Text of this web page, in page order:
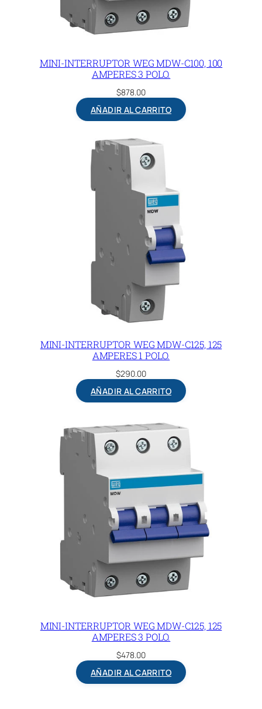
MINI-INTERRUPTOR WEG MDW-C100, 100
AMPERES 3 POLO.
$878.00
AÑADIR AL CARRITO
MINI-INTERRUPTOR WEG MDW-C125, 125
AMPERES 1 POLO.
$290.00
AÑADIR AL CARRITO
MINI-INTERRUPTOR WEG MDW-C125, 125
AMPERES 3 POLO.
$478.00
AÑADIR AL CARRITO